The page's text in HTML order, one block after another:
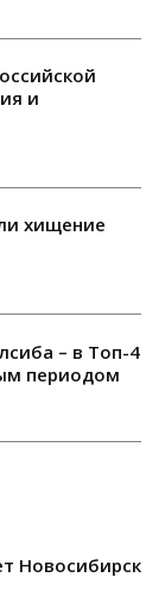
и
хищение
– в Топ-4
периодом
Новосибирск